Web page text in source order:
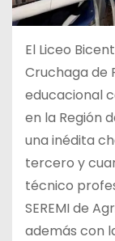
El Liceo
Cruchaga de
educacional
en la Región
una inédita
tercero y
técnico
SEREMI de
además con